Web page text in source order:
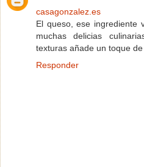
casagonzalez.es
El queso, ese ingrediente
muchas delicias
texturas añade un toque
Responder